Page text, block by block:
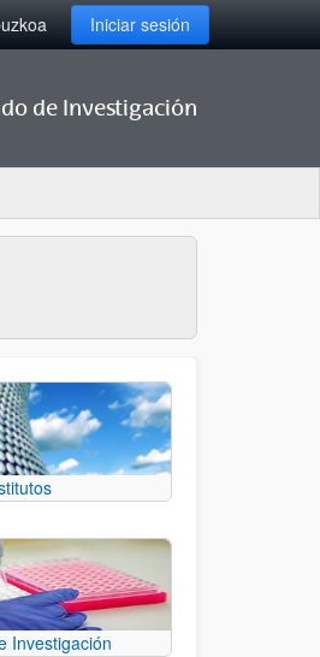
Iniciar sesión
de Investigación
Investigación